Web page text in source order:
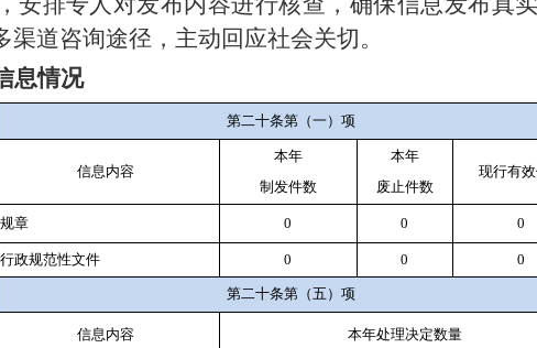
道咨询途径，主动回应社会关切。
息情况
第二十条第（一）项
信息内容
本年
制 发件数
本年
废止件数
现行有
规章 0 0 0
行政规范性文件 0 0 0
第二十条第（五）项
信息内容 本年处理决定数量